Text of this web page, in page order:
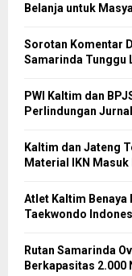
Belanja untuk
Sorotan Komentar
Samarinda Tunggu
PWI Kaltim dan
Perlindungan
Kaltim dan Jateng
Material IKN Masuk
Atlet Kaltim Benaya
Taekwondo
Rutan Samarinda
Berkapasitas 2.000